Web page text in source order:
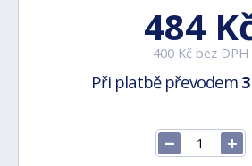
484
400 Kč bez DPH
Při platbě převodem